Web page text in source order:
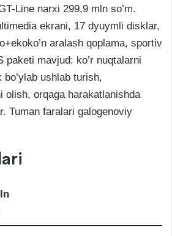
Line narxi 299,9 mln so’m.
ekrani, 17 dyuymli disklar,
aralash qoplama, sportiv
paketi mavjud: ko’r nuqtalarni
bo’ylab ushlab turish,
olish, orqaga harakatlanishda
Tuman faralari galogenoviy